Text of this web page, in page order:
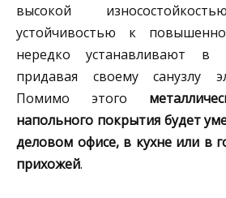
высокой
устойчивостью к
нередко устанавливают в
придавая своему санузлу
Помимо этого
напольного покрытия будет
деловом офисе, в кухне или в
прихожей.